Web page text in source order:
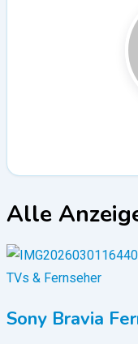
Alle
TVs & Fernseher
Sony Bravia